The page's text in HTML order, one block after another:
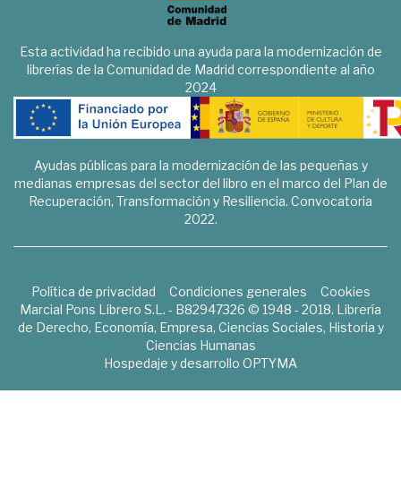
Esta actividad ha recibido una ayuda para la modernización de
librerías de la Comunidad de Madrid correspondiente al año
2024
Ayudas públicas para la modernización de las pequeñas y
medianas empresas del sector del libro en el marco del Plan de
Recuperación, Transformación y Resiliencia. Convocatoria
2022.
Política de privacidad Condiciones generales
Cookies
Marcial Pons Librero S.L. - B82947326 © 1948 - 2018. Librería
de Derecho, Economía, Empresa, Ciencias Sociales, Historia y
Ciencias Humanas
Hospedaje y desarrollo OPTYMA